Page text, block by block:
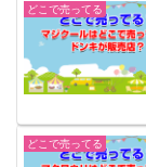
どこで売ってる
どこで売ってる